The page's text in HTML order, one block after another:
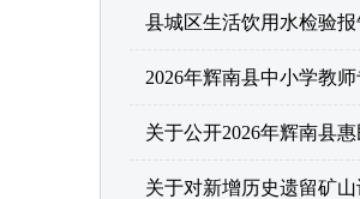
县城区生活饮用水检验报
2026年辉南县中小学教
关于公开2026年辉南县
关于对新增历史遗留矿